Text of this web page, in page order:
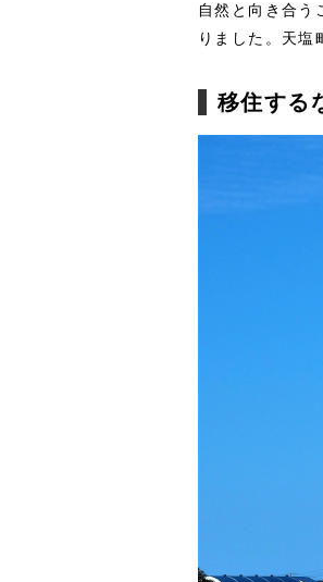
自然と向き合う
りました。天塩
移住する